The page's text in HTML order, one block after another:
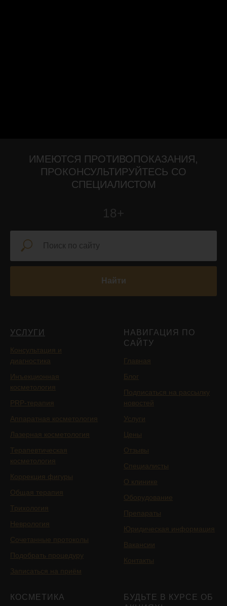
ИМЕЮТСЯ ПРОТИВОПОКАЗАНИЯ,
ПРОКОНСУЛЬТИРУЙТЕСЬ СО
СПЕЦИАЛИСТОМ
18+
Найти
УСЛУГИ
Консультация и
диагностика
Инъекционная
косметология
PRP-терапия
Аппаратная косметология
Лазерная косметология
Терапевтическая
косметология
Коррекция фигуры
Общая терапия
Трихология
Неврология
Сочетанные протоколы
Подобрать процедуру
Записаться на приём
НАВИГАЦИЯ ПО
САЙТУ
Главная
Блог
Подписаться на рассылку
новостей
Услуги
Цены
Отзывы
Специалисты
О клинике
Оборудование
Препараты
Юридическая информация
Вакансии
Контакты
КОСМЕТИКА
БУДЬТЕ В КУРСЕ ОБ